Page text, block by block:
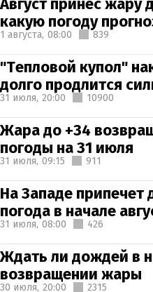
какую погоду
1 августа, 08:00 839
"Тепловой купол"
долго продлится
31 июля, 20:00 10900
Жара до +34
погоды на 31 июля
31 июля, 09:15 911
На Западе припечет
погода в начале
31 июля, 08:00 426
Ждать ли дождей в
возвращении жары
30 июля, 20:00 2315